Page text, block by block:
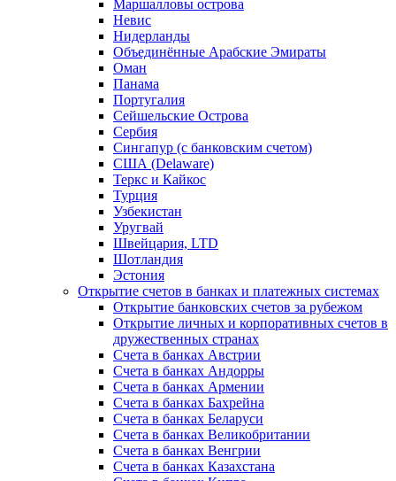
Маршалловы острова
Нeвис
Нидерланды
Объединённые Арабские Эмираты
Оман
Панама
Португалия
Сейшельские Острова
Сербия
Сингапур (c банковским счетом)
США (Delaware)
Теркс и Кайкос
Турция
Узбекистан
Уругвай
Швейцария, LTD
Шотландия
Эстония
Открытие счетов в банках и платежных системах
Открытие банковских счетов за рубежом
Открытие личных и корпоративных счетов в
дружественных странах
Счета в банках Австрии
Счета в банках Андорры
Счета в банках Армении
Счета в банках Бахрейна
Счета в банках Беларуси
Счета в банках Великобритании
Счета в банках Венгрии
Счета в банках Казахстана